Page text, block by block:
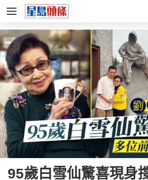
95歲白雪仙驚喜現身